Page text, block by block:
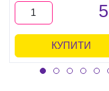
5
КУПИТИ